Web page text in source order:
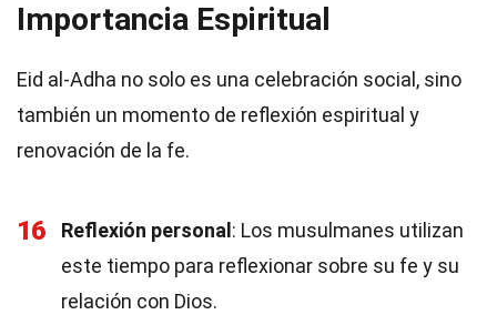
Importancia Espiritual
Eid al-Adha no solo es una celebración social, sino
también un momento de reflexión espiritual y
renovación de la fe.
16 Reflexión personal : Los musulmanes utilizan
este tiempo para reflexionar sobre su fe y su
relación con Dios.